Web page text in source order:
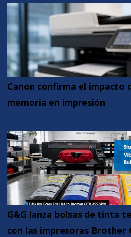
Canon confirma el impacto
memoria en impresión
G&G lanza bolsas de tinta
con las impresoras Brother